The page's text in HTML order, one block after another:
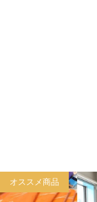
プライベート